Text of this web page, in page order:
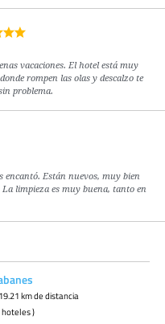
vacaciones. El hotel está muy
rompen las olas y descalzo te
problema.
encantó. Están nuevos, muy bien
limpieza es muy buena, tanto en
km de distancia
hoteles )